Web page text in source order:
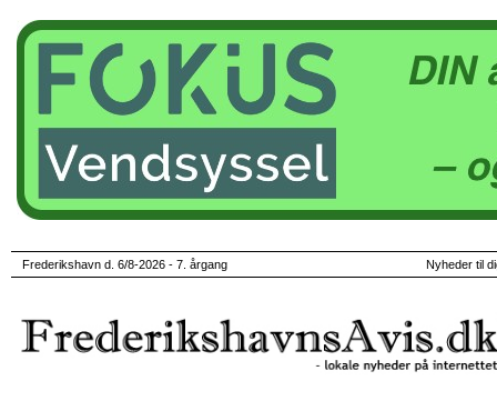
Frederikshavn d. 6/8-2026 - 7. årgang Nyheder til